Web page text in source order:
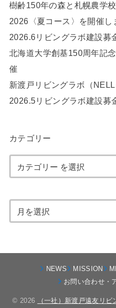
樹齢150年の森と札幌農学
2026〈夏コース〉を開催し
2026.6リビングラボ建設募
北海道大学創基150周年記
催
新渡戸リビングラボ（
2026.5リビングラボ建設募
カテゴリー
NEWS MISSION
お問い合わせ・
© 2026 （一社）新渡戸遠友リ